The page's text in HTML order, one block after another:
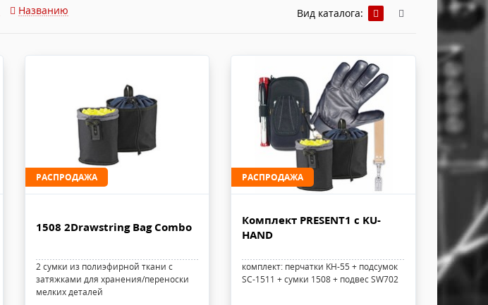
5и канальные модули
Названию Вид каталога:
РАСПРОДАЖА
1508 2Drawstring Bag Combo
2 сумки из полиэфирной ткани с
затяжками для хранения/переноски
мелких деталей
РАСПРОДАЖА
Комплект PRESENT1 с KU-
HAND
комплект: перчатки KH-55 + подсумок
SC-1511 + сумки 1508 + подвес SW702